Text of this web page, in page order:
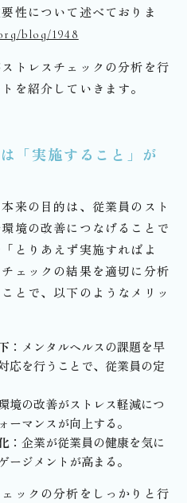
性について述べておりま
blog/1948
トレスチェックの分析を行
を紹介していきます。
「実施すること」が
来の目的は、従業員のスト
境の改善につなげることで
とりあえず実施すればよ
ェックの結果を適切に分析
とで、以下のようなメリッ
：メンタルヘルスの課題を早
応を行うことで、従業員の定
境の改善がストレス軽減につ
ーマンスが向上する。
：企業が従業員の健康を気に
ージメントが高まる。
ックの分析をしっかりと行